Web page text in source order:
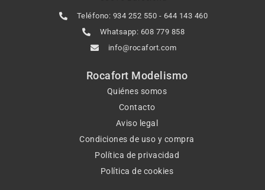
Teléfono: 934 252 550 - 644 143 460
Whatsapp: 608 779 858
info@rocafort.com
Rocafort Modelismo
Quiénes somos
Contacto
Aviso legal
Condiciones de uso y compra
Política de privacidad
Política de cookies